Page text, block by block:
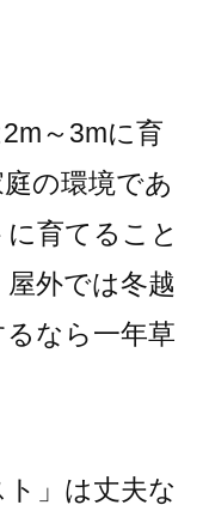
～3mに育
の環境であ
育てること
外では冬越
なら一年草
ト」は丈夫な